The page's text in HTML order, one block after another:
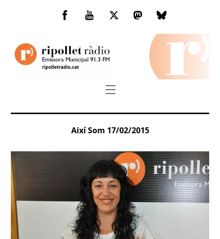
Facebook
You
TwitterMastodonBluesky
Menu
Així Som 17/02/2015